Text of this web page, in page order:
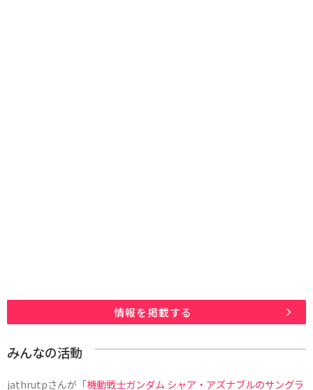
情報を掲載する
みんなの活動
jathrutpさんが「機動戦士ガンダム シャア・アズナブルのサングラ